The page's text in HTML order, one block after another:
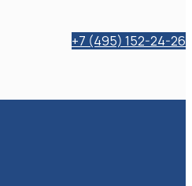
+7 (495) 152-24-26